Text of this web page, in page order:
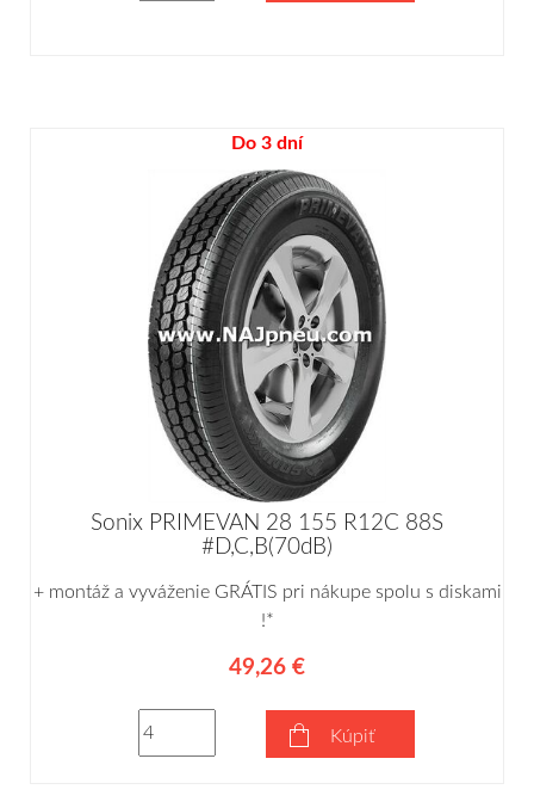
Do 3 dní
Sonix PRIMEVAN 28 155 R12C 88S
#D,C,B(70dB)
+ montáž a vyváženie GRÁTIS pri nákupe spolu s diskami
!*
49,26 €
Kúpiť